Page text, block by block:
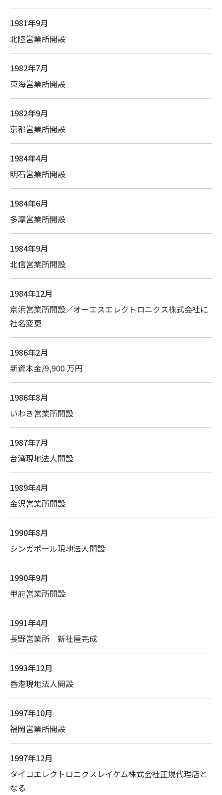
1981年9月
北陸営業所開設
1982年7月
東海営業所開設
1982年9月
京都営業所開設
1984年4月
明石営業所開設
1984年6月
多摩営業所開設
1984年9月
北信営業所開設
1984年12月
京浜営業所開設／オーエスエレクトロニクス株式会社に
社名変更
1986年2月
新資本金/9,900 万円
1986年8月
いわき営業所開設
1987年7月
台湾現地法人開設
1989年4月
金沢営業所開設
1990年8月
シンガポール現地法人開設
1990年9月
甲府営業所開設
1991年4月
長野営業所 新社屋完成
1993年12月
香港現地法人開設
1997年10月
福岡営業所開設
1997年12月
タイコエレクトロニクスレイケム株式会社正規代理店と
なる